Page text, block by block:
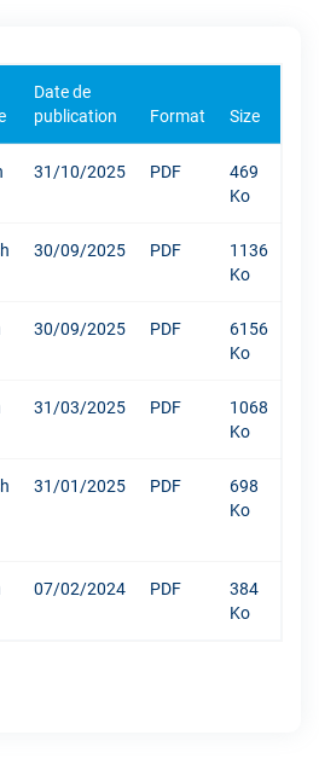
Date de
publication
Format Size
31/10/2025 PDF
469
Ko
30/09/2025 PDF
1136
Ko
30/09/2025 PDF
6156
Ko
31/03/2025 PDF
1068
Ko
31/01/2025 PDF
698
Ko
07/02/2024 PDF
384
Ko